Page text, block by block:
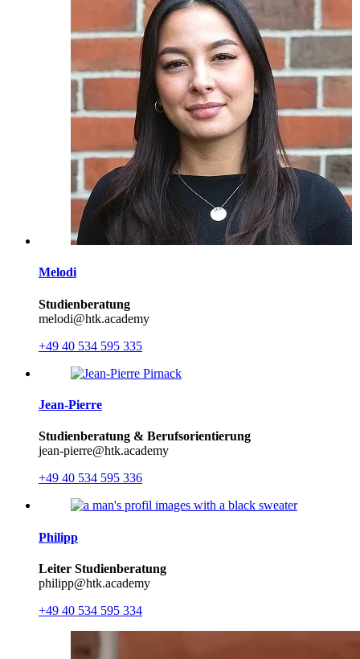
Melodi
Studienberatung
melodi@htk.academy
+49 40 534 595 335
Jean-Pierre
Studienberatung & Berufsorientierung
jean-pierre@htk.academy
+49 40 534 595 336
Philipp
Leiter Studienberatung
philipp@htk.academy
+49 40 534 595 334